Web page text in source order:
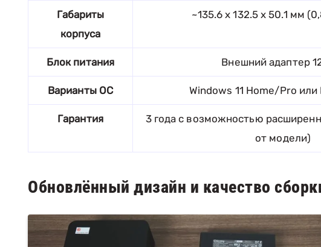
Габариты
корпуса
~135.6 x 132.5 x 50.1 мм
Блок питания Внешний адаптер
Варианты ОС Windows 11 Home/Pro
Гарантия
3 года с возможностью
от модели)
Обновлённый дизайн и качество